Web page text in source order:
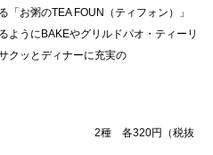
お粥のTEA FOUN（ティフォン）」
ようにBAKEやグリルドパオ・ティーリ
クッとディナーに充実の
ン 2種 各320円（税抜